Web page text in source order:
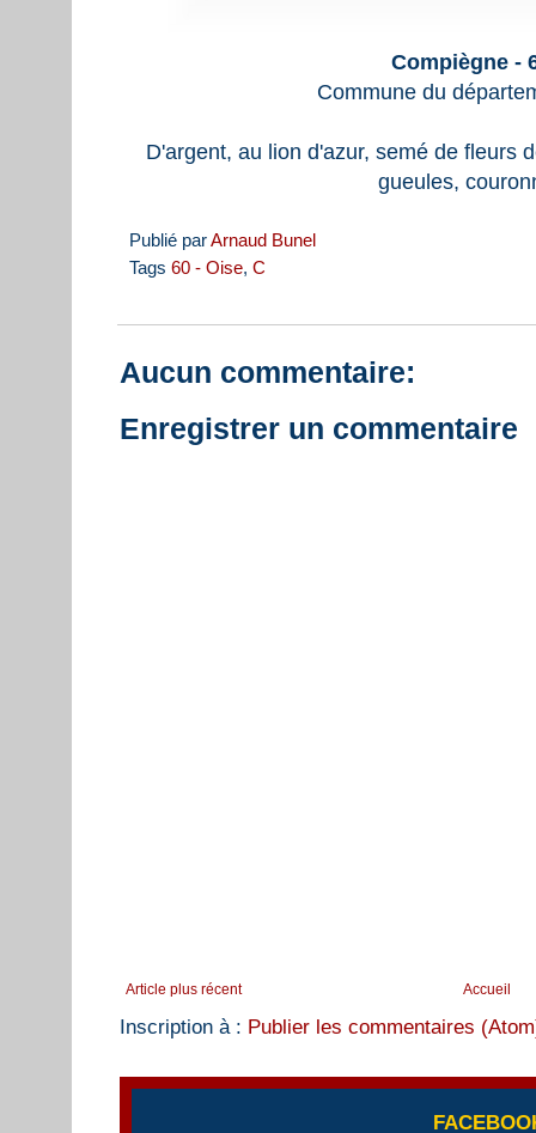
Compiègne -
Commune du
D'argent, au lion d'azur, semé de fleurs
gueules,
Publié parArnaud Bunel
Tags 60 - Oise, C
Aucun commentaire:
Enregistrer un commentaire
Article plus récent Accueil
Inscription à : Publier les commentaires